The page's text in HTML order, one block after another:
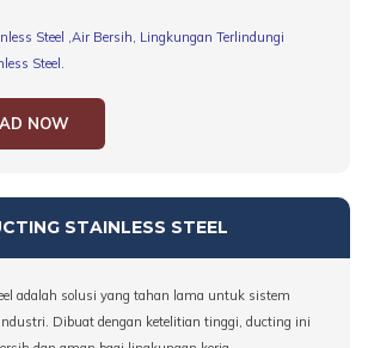
Steel ,Air Bersih, Lingkungan Terlindungi
Steel.
NOW
STAINLESS STEEL
adalah solusi yang tahan lama untuk sistem
Dibuat dengan ketelitian tinggi, ducting ini